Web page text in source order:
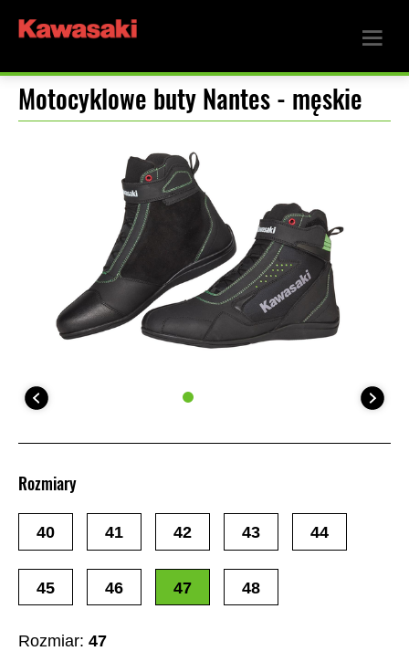
Motocyklowe buty Nantes - męskie
Rozmiar: 47
Rozmiary
40 41 42 43 44
45 46 47 48